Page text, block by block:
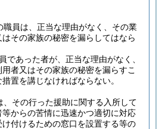
職員は、正当な理由がなく、その業
その家族の秘密を漏らしてはなら
であった者が、正当な理由がなく、
者又はその家族の秘密を漏らすこ
置を講じなければならない。
、その行った援助に関する入所して
からの苦情に迅速かつ適切に対応
付けるための窓口を設置する等の